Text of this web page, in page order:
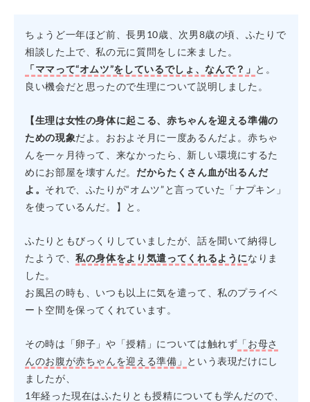
ちょうど一年ほど前、長男10歳、次男8歳の頃、ふたりで
相談した上で、私の元に質問をしに来ました。
「ママって“オムツ”をしているでしょ、なんで？」 と。
良い機会だと思ったので生理について説明しました。
【生理は女性の身体に起こる、赤ちゃんを迎える準備の
ための現象だよ。おおよそ月に一度あるんだよ。赤ちゃ
んを一ヶ月待って、来なかったら、新しい環境にするた
めにお部屋を壊すんだ。 だからたくさん血が出るんだ
よ。 それで、ふたりが“オムツ”と言っていた「ナプキン」
を使っているんだ。】と。
ふたりともびっくりしていましたが、話を聞いて納得し
たようで、私の身体をより気遣ってくれるようになりま
した。
お風呂の時も、いつも以上に気を遣って、私のプライベ
ート空間を保ってくれています。
その時は「卵子」や「授精」については触れず 「お母さ
んのお腹が赤ちゃんを迎える準備」 という表現だけにし
ましたが、
1年経った現在はふたりとも授精についても学んだので、